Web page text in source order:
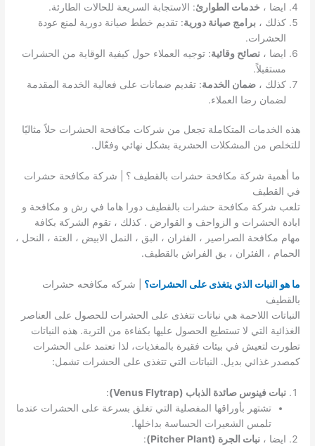
ايضا ، خدمات الطوارئ: الاستجابة السريعة للحالات الطارئة.
كذلك ،برامج صيانة دورية: تقديم خطط صيانة دورية لمنع عودة
الحشرات.
ايضا ،نصائح وقائية: توجيه العملاء حول كيفية الوقاية من الحشرات
مستقبلاً.
كذلك ،ضمان الخدمة: تقديم ضمانات على فعالية الخدمة المقدمة
لضمان رضا العملاء.
هذه الخدمات المتكاملة تجعل من شركات مكافحة الحشرات حلاً مثاليًا
للتخلص من المشكلات الحشرية بشكل نهائي وفعّال.
ما أهمية شركة مكافحة حشرات بالقطيف ؟ | شركة مكافحة حشرات
في القطيف
تلعب شركة مكافحة حشرات بالقطيف دورا هاما في رش و مكافحة و
ابادة الحشرات و الزواحف و القوارض . كذلك ، تقوم الشركة بكافة
مهام مكافحة الصراصير ، الفئران ، البق ، النمل الابيض ، العتة ، النحل ،
الحمام ، الفئران ، بق الفراش بالقطيف.
ما هو النبات الذي يتغذى على الحشرات؟ | شركه مكافحه حشرات
بالقطيف
النباتات اللاحمة هي نباتات تتغذى على الحشرات للحصول على العناصر
الغذائية التي لا تستطيع الحصول عليها بكفاءة من التربة. هذه النباتات
تطورت لتعيش في بيئات فقيرة بالمغذيات، لذا تعتمد على الحشرات
كمصدر غذائي بديل. النباتات التي تتغذى على الحشرات تشمل:
نبات فينوس صائدة الذباب (Venus Flytrap)
:
تشتهر بأوراقها المفصلية التي تغلق بسرعة على الحشرات عندما
تلمس الشعيرات الحساسة بداخلها.
ايضا ،نبات الجرة (Pitcher Plant)
: